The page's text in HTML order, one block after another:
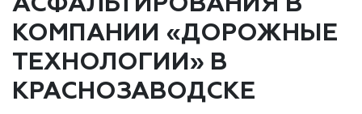
КОМПАНИИ «ДОРОЖНЫЕ
ТЕХНОЛОГИИ» В
КРАСНОЗАВОДСКЕ